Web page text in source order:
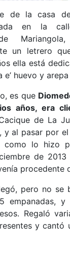
de la casa
en la
un letrero
ella está
e’ huevo y
es que
años, era
de La
y al pasar por
como lo hizo
de
procedente
pero no se
empanadas,
Regaló
y cantó